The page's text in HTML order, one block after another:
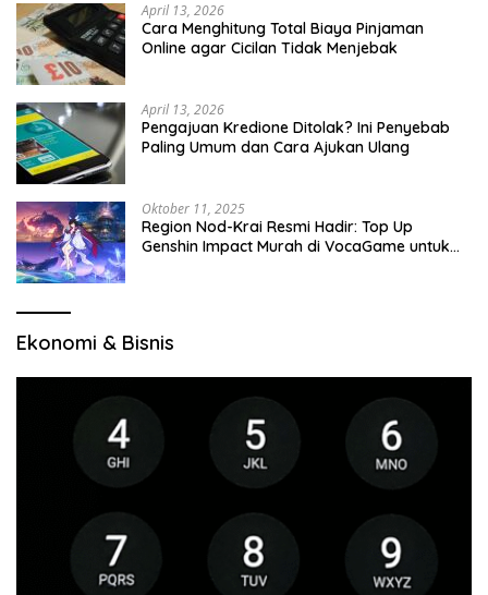
April 13, 2026
Cara Menghitung Total Biaya Pinjaman
Online agar Cicilan Tidak Menjebak
April 13, 2026
Pengajuan Kredione Ditolak? Ini Penyebab
Paling Umum dan Cara Ajukan Ulang
Oktober 11, 2025
Region Nod-Krai Resmi Hadir: Top Up
Genshin Impact Murah di VocaGame untuk
Ekonomi & Bisnis